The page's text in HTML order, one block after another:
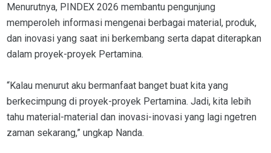
Menurutnya, PINDEX 2026 membantu pengunjung
memperoleh informasi mengenai berbagai material, produk,
dan inovasi yang saat ini berkembang serta dapat diterapkan
dalam proyek-proyek Pertamina.
“Kalau menurut aku bermanfaat banget buat kita yang
berkecimpung di proyek-proyek Pertamina. Jadi, kita lebih
tahu material-material dan inovasi-inovasi yang lagi ngetren
zaman sekarang,” ungkap Nanda.